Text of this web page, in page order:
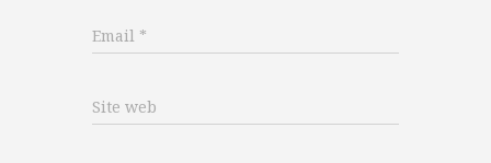
Email *
Site web